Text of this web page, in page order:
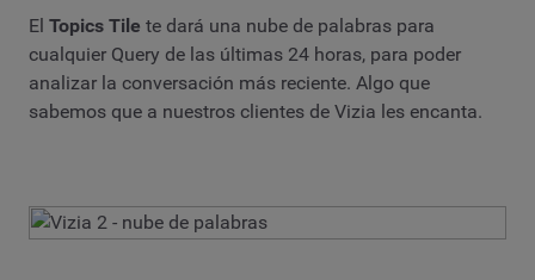
El Topics Tile te dará una nube de palabras para
cualquier Query de las últimas 24 horas, para poder
analizar la conversación más reciente. Algo que
sabemos que a nuestros clientes de Vizia les encanta.